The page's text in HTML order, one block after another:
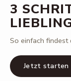
3
So einfach findest
Jetzt starten